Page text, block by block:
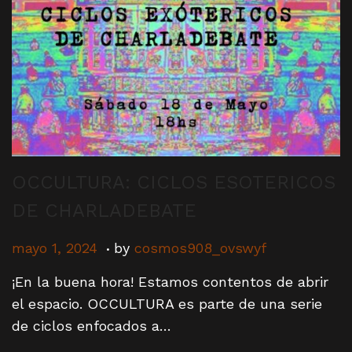
i
o
n
P
s
t
e
mayo 1, 2024
m
y
o
1
. by cosmos908_ovswyf
¡En la buena hora! Estamos contentos de abrir
el espacio. OCCULTURA es parte de una serie
de ciclos enfocados a…